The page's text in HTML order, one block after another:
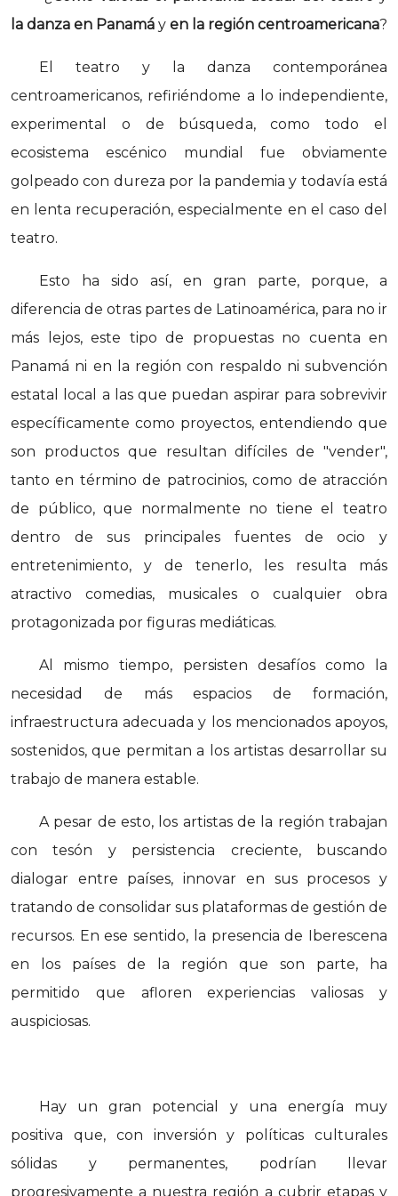
la danza en Panamá y en la región centroamericana?
El teatro y la danza contemporánea
centroamericanos, refiriéndome a lo independiente,
experimental o de búsqueda, como todo el
ecosistema escénico mundial fue obviamente
golpeado con dureza por la pandemia y todavía está
en lenta recuperación, especialmente en el caso del
teatro.
Esto ha sido así, en gran parte, porque, a
diferencia de otras partes de Latinoamérica, para no ir
más lejos, este tipo de propuestas no cuenta en
Panamá ni en la región con respaldo ni subvención
estatal local a las que puedan aspirar para sobrevivir
específicamente como proyectos, entendiendo que
son productos que resultan difíciles de "vender",
tanto en término de patrocinios, como de atracción
de público, que normalmente no tiene el teatro
dentro de sus principales fuentes de ocio y
entretenimiento, y de tenerlo, les resulta más
atractivo comedias, musicales o cualquier obra
protagonizada por figuras mediáticas.
Al mismo tiempo, persisten desafíos como la
necesidad de más espacios de formación,
infraestructura adecuada y los mencionados apoyos,
sostenidos, que permitan a los artistas desarrollar su
trabajo de manera estable.
A pesar de esto, los artistas de la región trabajan
con tesón y persistencia creciente, buscando
dialogar entre países, innovar en sus procesos y
tratando de consolidar sus plataformas de gestión de
recursos. En ese sentido, la presencia de Iberescena
en los países de la región que son parte, ha
permitido que afloren experiencias valiosas y
auspiciosas.
Hay un gran potencial y una energía muy
positiva que, con inversión y políticas culturales
sólidas y permanentes, podrían llevar
progresivamente a nuestra región a cubrir etapas y